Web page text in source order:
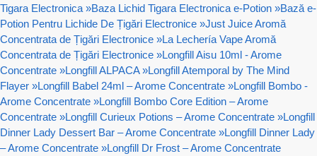
Tigara Electronica »Baza Lichid Tigara Electronica e-Potion »Bază e-
Potion Pentru Lichide De Țigări Electronice »Just Juice Aromă
Concentrata de Țigări Electronice »La Lechería Vape Aromă
Concentrata de Țigări Electronice »Longfill Aisu 10ml - Arome
Concentrate »Longfill ALPACA »Longfill Atemporal by The Mind
Flayer »Longfill Babel 24ml – Arome Concentrate »Longfill Bombo -
Arome Concentrate »Longfill Bombo Core Edition – Arome
Concentrate »Longfill Curieux Potions – Arome Concentrate »Longfill
Dinner Lady Dessert Bar – Arome Concentrate »Longfill Dinner Lady
– Arome Concentrate »Longfill Dr Frost – Arome Concentrate